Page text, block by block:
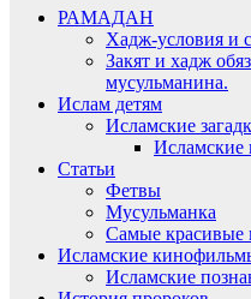
РАМАДАН
Хадж-условия и
Закят и хадж
мусульманина.
Ислам детям
Исламские
Исламские
Статьи
Фетвы
Мусульманка
Самые красивые
Исламские
Исламские